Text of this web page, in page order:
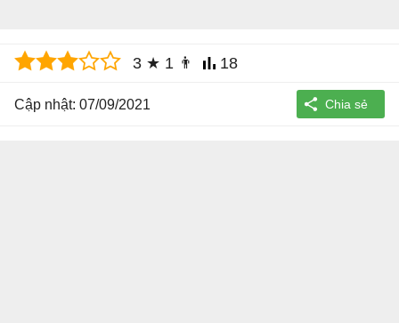
3 ★ 1 👨 18
Cập nhật: 07/09/2021